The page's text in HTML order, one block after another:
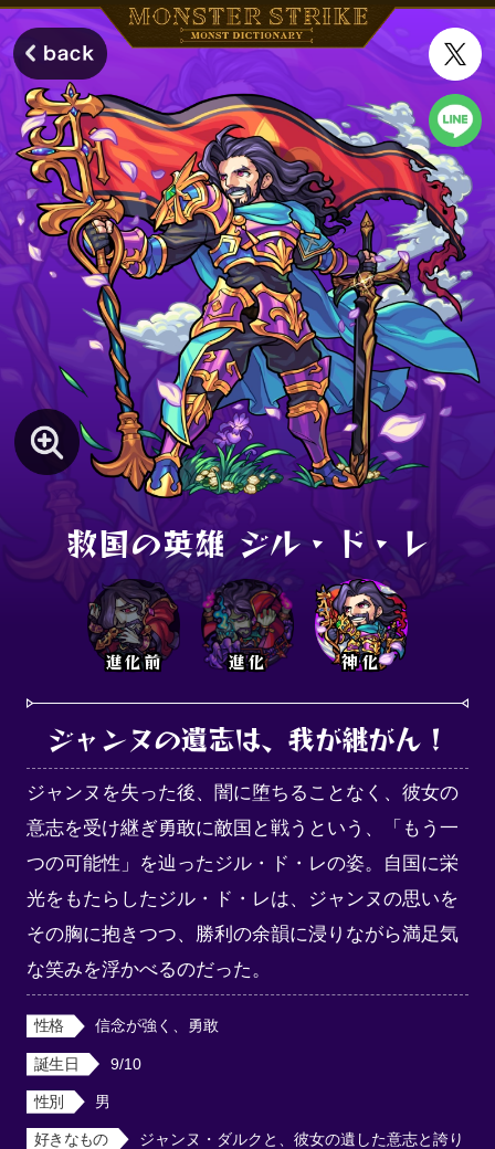
救国の英雄 ジル・ド・レ
進化前 進化 神化
ジャンヌの遺志は、我が継がん！
ジャンヌを失った後、闇に堕ちることなく、彼女の
意志を受け継ぎ勇敢に敵国と戦うという、「もう一
つの可能性」を辿ったジル・ド・レの姿。自国に栄
光をもたらしたジル・ド・レは、ジャンヌの思いを
その胸に抱きつつ、勝利の余韻に浸りながら満足気
な笑みを浮かべるのだった。
性格 信念が強く、勇敢
誕生日 9/10
性別 男
好きなもの ジャンヌ・ダルクと、彼女の遺した意志と誇り